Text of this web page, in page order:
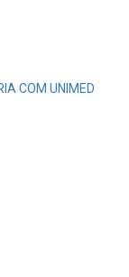
COM UNIMED